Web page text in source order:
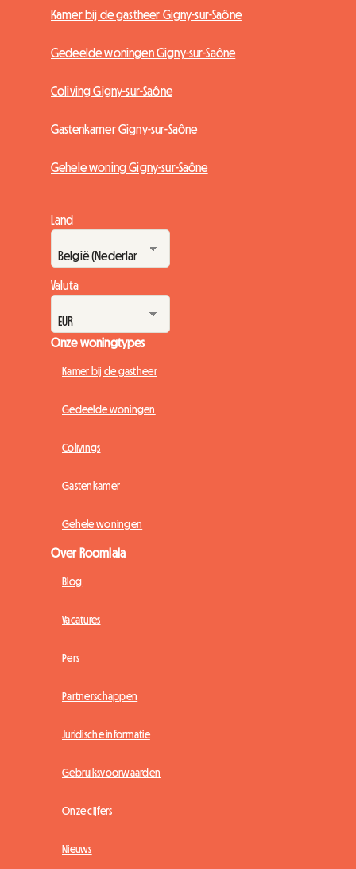
Kamer bij de gastheer Gigny-sur-Saône
Gedeelde woningen Gigny-sur-Saône
Coliving Gigny-sur-Saône
Gastenkamer Gigny-sur-Saône
Gehele woning Gigny-sur-Saône
Land
Valuta
Onze woningtypes
Kamer bij de gastheer
Gedeelde woningen
Colivings
Gastenkamer
Gehele woningen
Over Roomlala
Blog
Vacatures
Pers
Partnerschappen
Juridische informatie
Gebruiksvoorwaarden
Onze cijfers
Nieuws